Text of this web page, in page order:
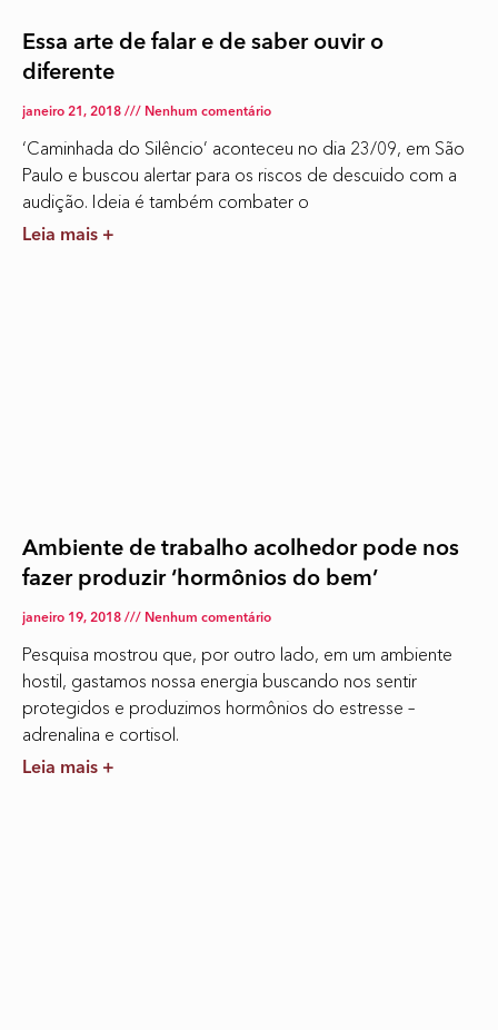
Essa arte de falar e de saber ouvir o
diferente
janeiro 21, 2018 Nenhum comentário
‘Caminhada do Silêncio’ aconteceu no dia 23/09, em São
Paulo e buscou alertar para os riscos de descuido com a
audição. Ideia é também combater o
Leia mais +
Ambiente de trabalho acolhedor pode nos
fazer produzir ‘hormônios do bem’
janeiro 19, 2018 Nenhum comentário
Pesquisa mostrou que, por outro lado, em um ambiente
hostil, gastamos nossa energia buscando nos sentir
protegidos e produzimos hormônios do estresse –
adrenalina e cortisol.
Leia mais +